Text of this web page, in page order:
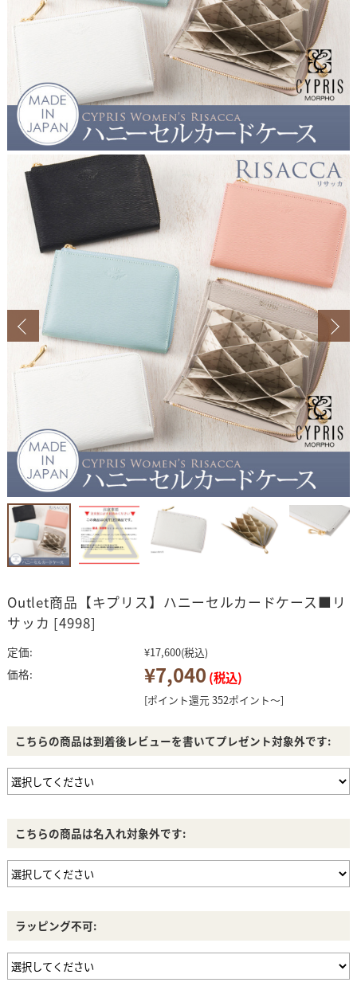
Outlet商品【キプリス】ハニーセルカードケース■リ
サッカ [4998]
定価: ¥17,600(税込)
価格: ¥7,040 (税込)
[ポイント還元 352ポイント～]
こちらの商品は到着後レビューを書いてプレゼント対象外です:
こちらの商品は名入れ対象外です:
ラッピング不可: